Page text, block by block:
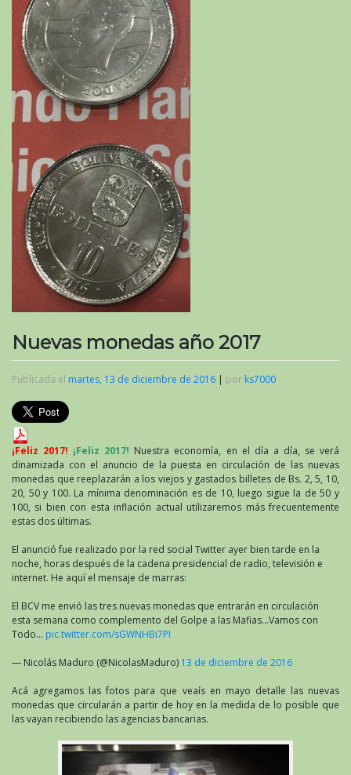
Nuevas monedas año 2017
Publicada el martes, 13 de diciembre de 2016 | por ks7000
¡Feliz 2017! ¡Feliz 2017! Nuestra economía, en el día a día, se verá
dinamizada con el anuncio de la puesta en circulación de las nuevas
monedas que reeplazarán a los viejos y gastados billetes de Bs. 2, 5, 10,
20, 50 y 100. La mínima denominación es de 10, luego sigue la de 50 y
100, si bien con esta inflación actual utilizaremos más frecuentemente
estas dos últimas.
El anunció fue realizado por la red social Twitter ayer bien tarde en la
noche, horas después de la cadena presidencial de radio, televisión e
internet. He aquí el mensaje de marras:
El BCV me envió las tres nuevas monedas que entrarán en circulación
esta semana como complemento del Golpe a las Mafias…Vamos con
Todo… pic.twitter.com/sGWNHBi7PI
— Nicolás Maduro (@NicolasMaduro) 13 de diciembre de 2016
Acá agregamos las fotos para que veaís en mayo detalle las nuevas
monedas que circularán a partir de hoy en la medida de lo posible que
las vayan recibiendo las agencias bancarias.